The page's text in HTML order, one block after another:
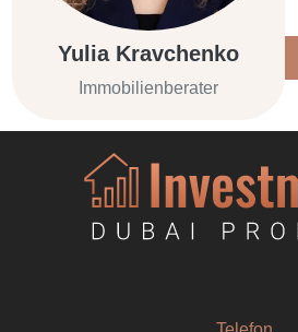
Yulia Kravchenko
Immobilienberater